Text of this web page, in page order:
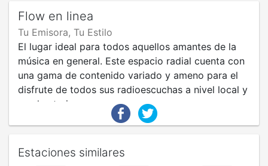
Flow en linea
Tu Emisora, Tu Estilo
El lugar ideal para todos aquellos amantes de la
música en general. Este espacio radial cuenta con
una gama de contenido variado y ameno para el
disfrute de todos sus radioescuchas a nivel local y
en el exterior.
Estaciones similares